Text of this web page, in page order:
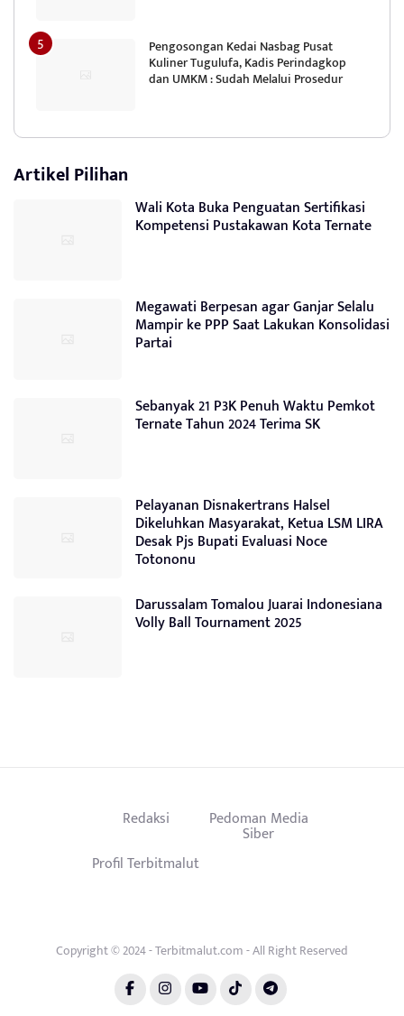
Pengosongan Kedai Nasbag Pusat
Kuliner Tugulufa, Kadis Perindagkop
dan UMKM : Sudah Melalui Prosedur
Artikel Pilihan
Wali Kota Buka Penguatan Sertifikasi
Kompetensi Pustakawan Kota Ternate
Megawati Berpesan agar Ganjar Selalu
Mampir ke PPP Saat Lakukan Konsolidasi
Partai
Sebanyak 21 P3K Penuh Waktu Pemkot
Ternate Tahun 2024 Terima SK
Pelayanan Disnakertrans Halsel
Dikeluhkan Masyarakat, Ketua LSM LIRA
Desak Pjs Bupati Evaluasi Noce
Totononu
Darussalam Tomalou Juarai Indonesiana
Volly Ball Tournament 2025
Redaksi Pedoman Media
Siber
Profil Terbitmalut
Copyright © 2024 - Terbitmalut.com - All Right Reserved